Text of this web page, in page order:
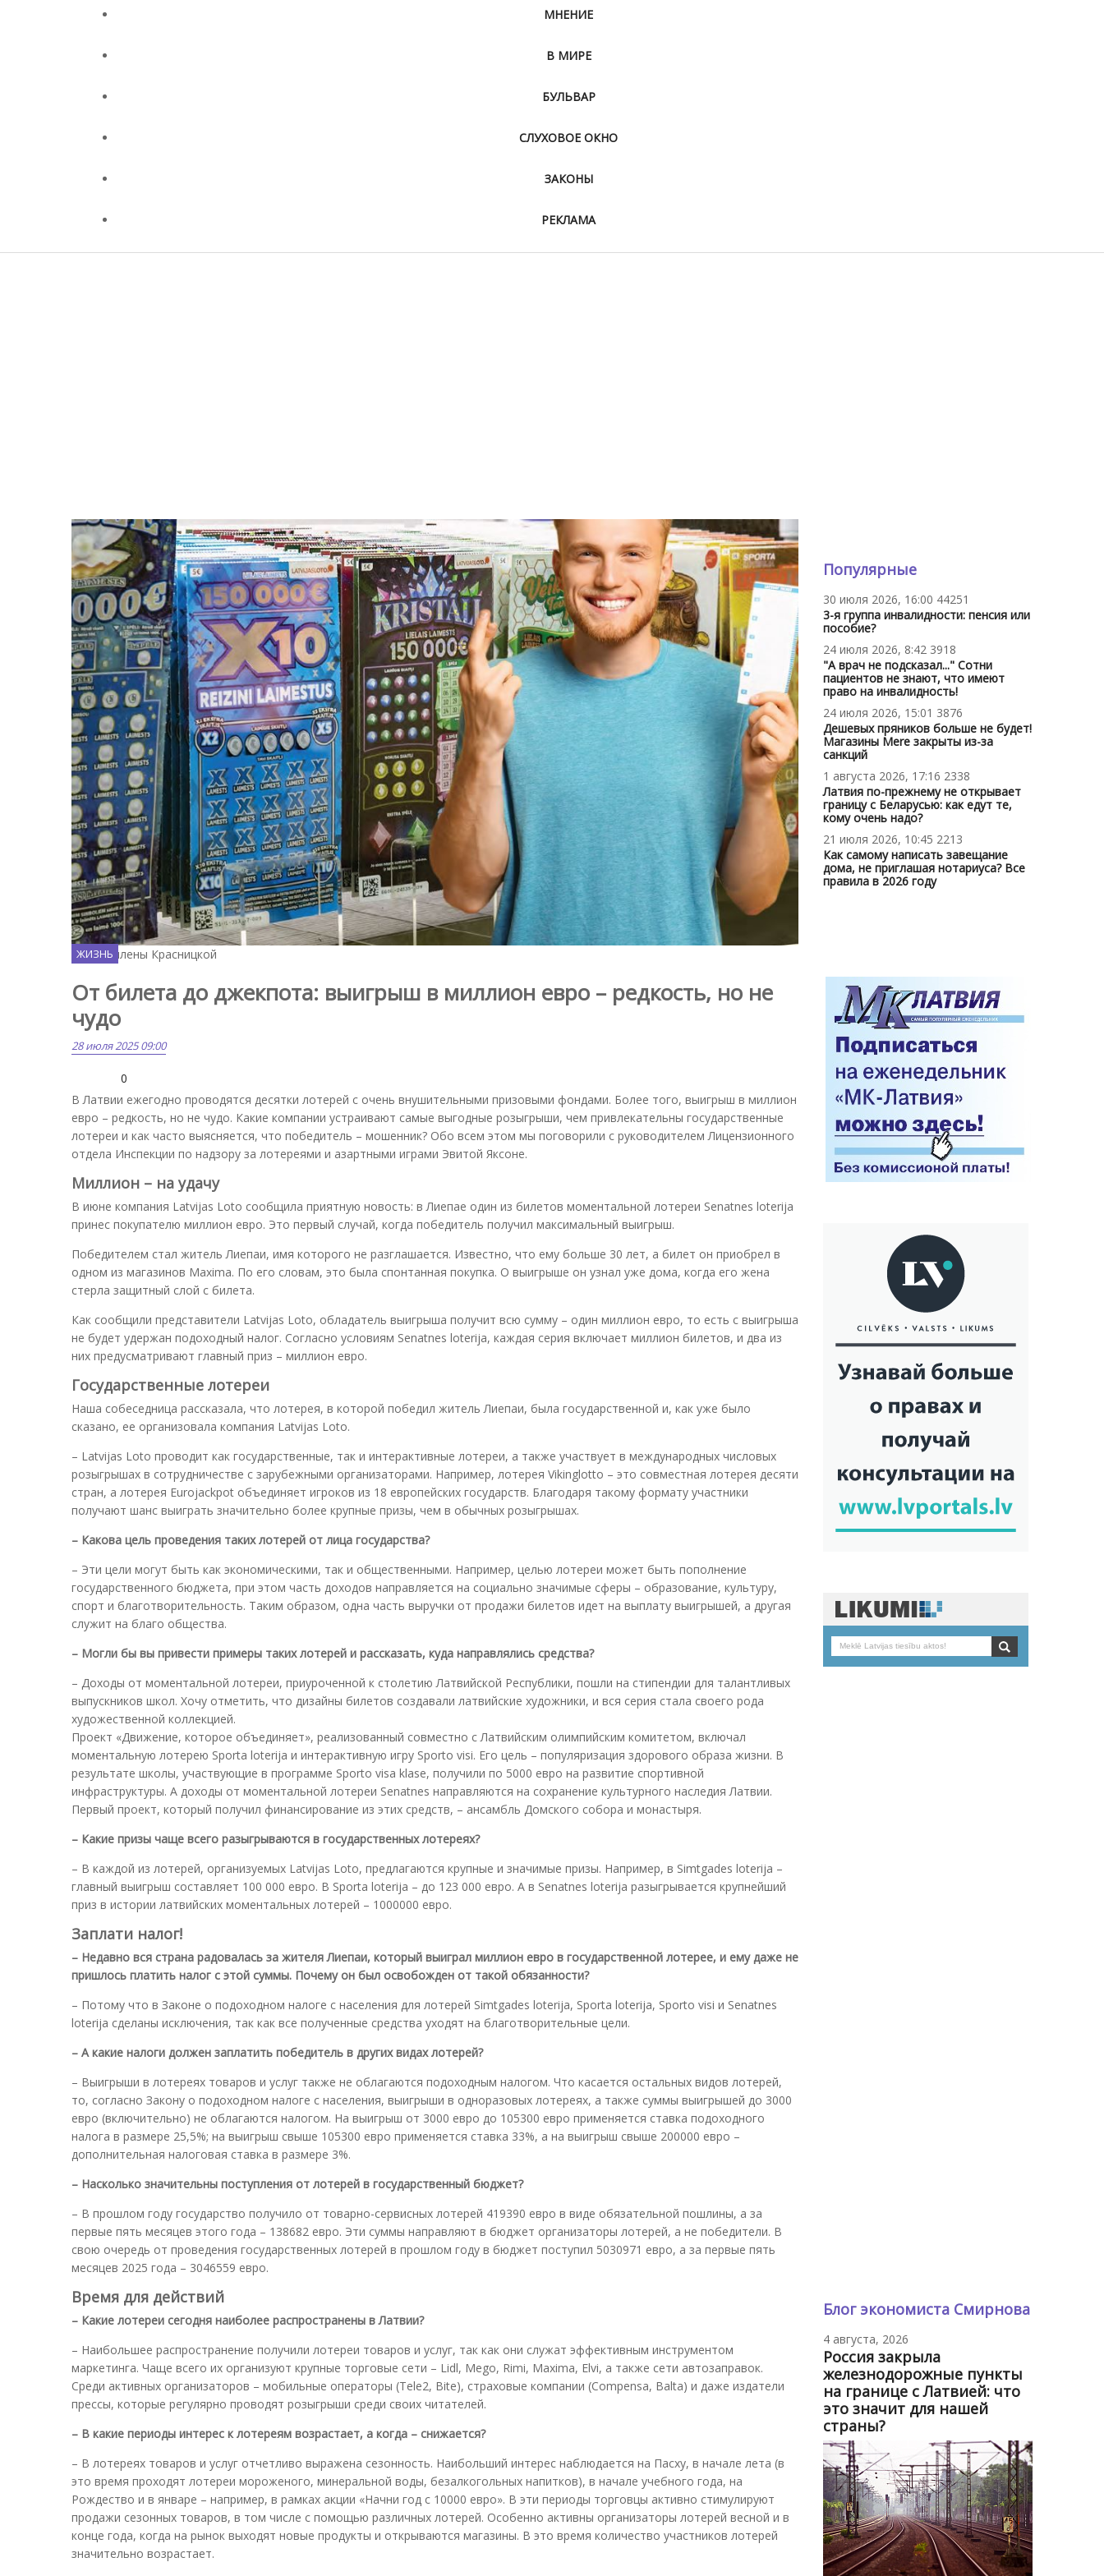
МНЕНИЕ
В МИРЕ
БУЛЬВАР
СЛУХОВОЕ ОКНО
ЗАКОНЫ
РЕКЛАМА
Фото Вилены Красницкой
ЖИЗНЬ
От билета до джекпота: выигрыш в миллион евро – редкость, но не
чудо
28 июля 2025 09:00
0
В Латвии ежегодно проводятся десятки лотерей с очень внушительными призовыми фондами. Более того, выигрыш в миллион
евро – редкость, но не чудо. Какие компании устраивают самые выгодные розыгрыши, чем привлекательны государственные
лотереи и как часто выясняется, что победитель – мошенник? Обо всем этом мы поговорили с руководителем Лицензионного
отдела Инспекции по надзору за лотереями и азартными играми Эвитой Яксоне.
Миллион – на удачу
В июне компания Latvijas Loto сообщила приятную новость: в Лиепае один из билетов моментальной лотереи Senatnes loterija
принес покупателю миллион евро. Это первый случай, когда победитель получил максимальный выигрыш.
Победителем стал житель Лиепаи, имя которого не разглашается. Известно, что ему больше 30 лет, а билет он приобрел в
одном из магазинов Maxima. По его словам, это была спонтанная покупка. О выигрыше он узнал уже дома, когда его жена
стерла защитный слой с билета.
Как сообщили представители Latvijas Loto, обладатель выигрыша получит всю сумму – один миллион евро, то есть с выигрыша
не будет удержан подоходный налог. Согласно условиям Senatnes loterija, каждая серия включает миллион билетов, и два из
них предусматривают главный приз – миллион евро.
Государственные лотереи
Наша собеседница рассказала, что лотерея, в которой победил житель Лиепаи, была государственной и, как уже было
сказано, ее организовала компания Latvijas Loto.
– Latvijas Loto проводит как государственные, так и интерактивные лотереи, а также участвует в международных числовых
розыгрышах в сотрудничестве с зарубежными организаторами. Например, лотерея Vikinglotto – это совместная лотерея десяти
стран, а лотерея Eurojackpot объединяет игроков из 18 европейских государств. Благодаря такому формату участники
получают шанс выиграть значительно более крупные призы, чем в обычных розыгрышах.
– Какова цель проведения таких лотерей от лица государства?
– Эти цели могут быть как экономическими, так и общественными. Например, целью лотереи может быть пополнение
государственного бюджета, при этом часть доходов направляется на социально значимые сферы – образование, культуру,
спорт и благотворительность. Таким образом, одна часть выручки от продажи билетов идет на выплату выигрышей, а другая
служит на благо общества.
– Могли бы вы привести примеры таких лотерей и рассказать, куда направлялись средства?
– Доходы от моментальной лотереи, приуроченной к столетию Латвийской Республики, пошли на стипендии для талантливых
выпускников школ. Хочу отметить, что дизайны билетов создавали латвийские художники, и вся серия стала своего рода
художественной коллекцией.
Проект «Движение, которое объединяет», реализованный совместно с Латвийским олимпийским комитетом, включал
моментальную лотерею Sporta loterija и интерактивную игру Sporto visi. Его цель – популяризация здорового образа жизни. В
результате школы, участвующие в программе Sporto visa klase, получили по 5000 евро на развитие спортивной
инфраструктуры. А доходы от моментальной лотереи Senatnes направляются на сохранение культурного наследия Латвии.
Первый проект, который получил финансирование из этих средств, – ансамбль Домского собора и монастыря.
– Какие призы чаще всего разыгрываются в государственных лотереях?
– В каждой из лотерей, организуемых Latvijas Loto, предлагаются крупные и значимые призы. Например, в Simtgades loterija –
главный выигрыш составляет 100 000 евро. В Sporta loterija – до 123 000 евро. А в Senatnes loterija разыгрывается крупнейший
приз в истории латвийских моментальных лотерей – 1000000 евро.
Заплати налог!
– Недавно вся страна радовалась за жителя Лиепаи, который выиграл миллион евро в государственной лотерее, и ему даже не
пришлось платить налог с этой суммы. Почему он был освобожден от такой обязанности?
– Потому что в Законе о подоходном налоге с населения для лотерей Simtgades loterija, Sporta loterija, Sporto visi и Senatnes
loterija сделаны исключения, так как все полученные средства уходят на благотворительные цели.
– А какие налоги должен заплатить победитель в других видах лотерей?
– Выигрыши в лотереях товаров и услуг также не облагаются подоходным налогом. Что касается остальных видов лотерей,
то, согласно Закону о подоходном налоге с населения, выигрыши в одноразовых лотереях, а также суммы выигрышей до 3000
евро (включительно) не облагаются налогом. На выигрыш от 3000 евро до 105300 евро применяется ставка подоходного
налога в размере 25,5%; на выигрыш свыше 105300 евро применяется ставка 33%, а на выигрыш свыше 200000 евро –
дополнительная налоговая ставка в размере 3%.
– Насколько значительны поступления от лотерей в государственный бюджет?
– В прошлом году государство получило от товарно-сервисных лотерей 419390 евро в виде обязательной пошлины, а за
первые пять месяцев этого года – 138682 евро. Эти суммы направляют в бюджет организаторы лотерей, а не победители. В
свою очередь от проведения государственных лотерей в прошлом году в бюджет поступил 5030971 евро, а за первые пять
месяцев 2025 года – 3046559 евро.
Время для действий
– Какие лотереи сегодня наиболее распространены в Латвии?
– Наибольшее распространение получили лотереи товаров и услуг, так как они служат эффективным инструментом
маркетинга. Чаще всего их организуют крупные торговые сети – Lidl, Mego, Rimi, Maxima, Elvi, а также сети автозаправок.
Среди активных организаторов – мобильные операторы (Tele2, Bite), страховые компании (Compensa, Balta) и даже издатели
прессы, которые регулярно проводят розыгрыши среди своих читателей.
– В какие периоды интерес к лотереям возрастает, а когда – снижается?
– В лотереях товаров и услуг отчетливо выражена сезонность. Наибольший интерес наблюдается на Пасху, в начале лета (в
это время проходят лотереи мороженого, минеральной воды, безалкогольных напитков), в начале учебного года, на
Рождество и в январе – например, в рамках акции «Начни год с 10000 евро». В эти периоды торговцы активно стимулируют
продажи сезонных товаров, в том числе с помощью различных лотерей. Особенно активны организаторы лотерей весной и в
конце года, когда на рынок выходят новые продукты и открываются магазины. В это время количество участников лотерей
значительно возрастает.
Популярные
30 июля 2026, 16:00 44251
3-я группа инвалидности: пенсия или
пособие?
24 июля 2026, 8:42 3918
"А врач не подсказал..." Сотни
пациентов не знают, что имеют
право на инвалидность!
24 июля 2026, 15:01 3876
Дешевых пряников больше не будет!
Магазины Mere закрыты из-за
санкций
1 августа 2026, 17:16 2338
Латвия по-прежнему не открывает
границу с Беларусью: как едут те,
кому очень надо?
21 июля 2026, 10:45 2213
Как самому написать завещание
дома, не приглашая нотариуса? Все
правила в 2026 году
Блог экономиста Смирнова
4 августа, 2026
Россия закрыла
железнодорожные пункты
на границе с Латвией: что
это значит для нашей
страны?